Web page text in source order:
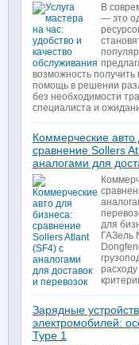
В
— это
возможность
помощь в решении
без необходимости
специалиста и
Коммерческие авто
сравнение Sollers
аналогами для
для
ГАЗель
Зарядные
электромобилей:
Type 1